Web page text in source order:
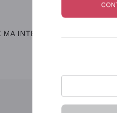
INTERESSANTE DI